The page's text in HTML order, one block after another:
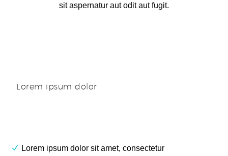
sit aspernatur aut odit aut fugit.
Lorem ipsum dolor
Lorem ipsum dolor sit amet, consectetur